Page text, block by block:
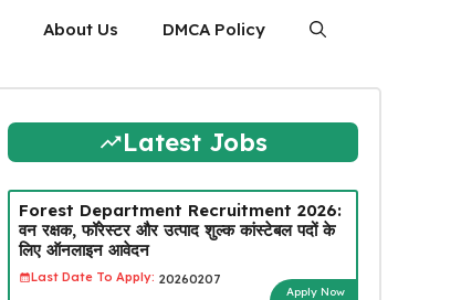
About Us DMCA Policy
Latest Jobs
Forest Department Recruitment 2026:
वन रक्षक, फॉरेस्टर और उत्पाद शुल्क कांस्टेबल पदों के
लिए ऑनलाइन आवेदन
Last Date To Apply: 20260207
Apply Now